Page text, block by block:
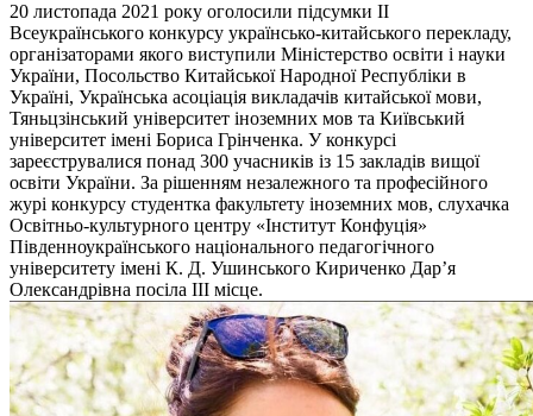
20 листопада 2021 року оголосили підсумки ІІ
Всеукраїнського конкурсу українсько-китайського перекладу,
організаторами якого виступили Міністерство освіти і науки
України, Посольство Китайської Народної Республіки в
Україні, Українська асоціація викладачів китайської мови,
Тяньцзінський університет іноземних мов та Київський
університет імені Бориса Грінченка. У конкурсі
зареєструвалися понад 300 учасників із 15 закладів вищої
освіти України. За рішенням незалежного та професійного
журі конкурсу студентка факультету іноземних мов, слухачка
Освітньо-культурного центру «Інститут Конфуція»
Південноукраїнського національного педагогічного
університету імені К. Д. Ушинського Кириченко Дар’я
Олександрівна посіла ІІІ місце.